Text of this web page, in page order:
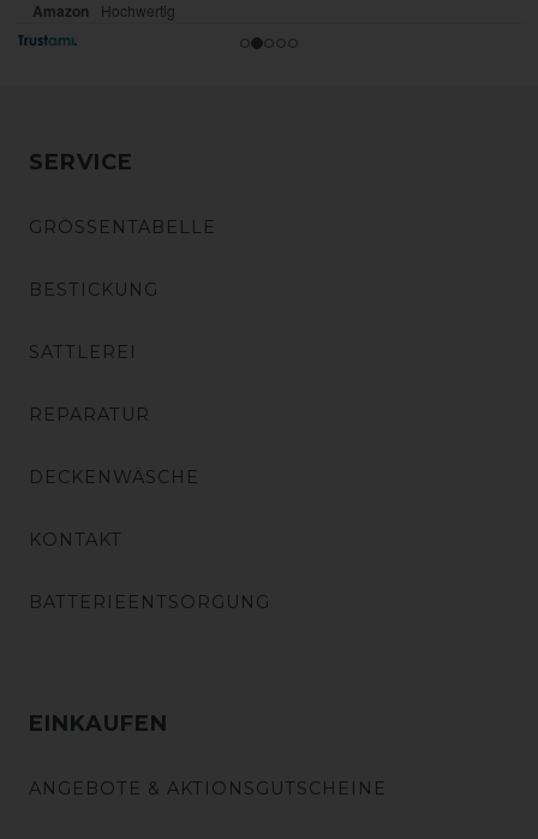
SERVICE
GRÖSSENTABELLE
BESTICKUNG
SATTLEREI
REPARATUR
DECKENWÄSCHE
KONTAKT
BATTERIEENTSORGUNG
EINKAUFEN
ANGEBOTE & AKTIONSGUTSCHEINE